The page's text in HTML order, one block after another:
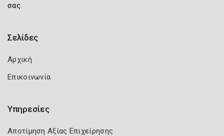
σας.
Σελίδες
Αρχική
Επικοινωνία
Υπηρεσίες
Αποτίμηση Αξίας Επιχείρησης